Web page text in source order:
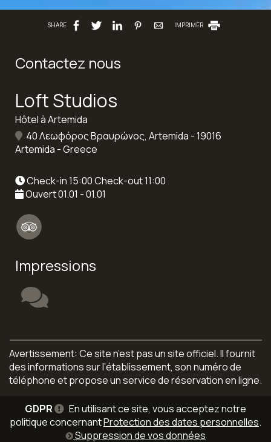
SHARE IMPRIMER
Contactez nous
Loft Studios
Hôtel à Artemida
40 Λεωφόρος Βραυρώνος, Artemida - 19016
Artemida - Greece
Check-in 15:00 Check-out 11:00
Ouvert 01.01 - 01.01
Impressions
Avertissement: Ce site n’est pas un site officiel. Il fournit
des informations sur l’établissement, son numéro de
téléphone et propose un service de réservation en ligne.
GDPR
En utilisant ce site, vous acceptez notre
politique concernantProtection des dates personnelles.
Suppression de vos données